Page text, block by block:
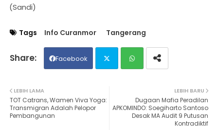
(Sandi)
Tags Info Curanmor Tangerang
Facebook
ter ats
LEBIH BARU
Dugaan Mafia Peradilan
APKOMINDO: Soegiharto Santoso
Desak MA Audit 9 Putusan
Kontradiktif
LEBIH LAMA
TOT Catrans, Wamen Viva Yoga:
Transmigran Adalah Pelopor
Pembangunan